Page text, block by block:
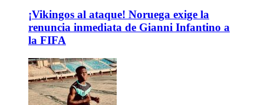
¡Vikingos al ataque! Noruega exige la
renuncia inmediata de Gianni Infantino a
la FIFA